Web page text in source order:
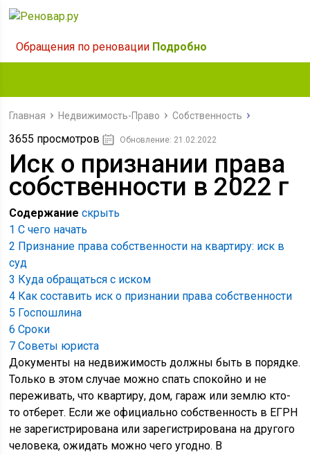
Обращения по реновации Подробно
Главная Недвижимость-Право Собственность
3655 просмотров Обновление: 21.02.2022
Иск о признании права
собственности в 2022 г
Содержание скрыть
1 С чего начать
2 Признание права собственности на квартиру: иск в
суд
3 Куда обращаться с иском
4 Как составить иск о признании права собственности
5 Госпошлина
6 Сроки
7 Советы юриста
Документы на недвижимость должны быть в порядке.
Только в этом случае можно спать спокойно и не
переживать, что квартиру, дом, гараж или землю кто-
то отберет. Если же официально собственность в ЕГРН
не зарегистрирована или зарегистрирована на другого
человека, ожидать можно чего угодно. В